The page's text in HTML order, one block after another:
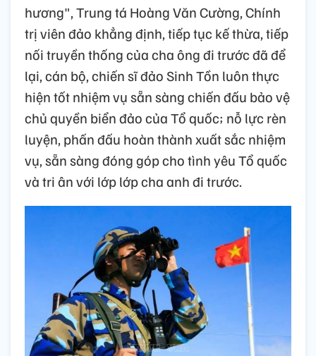
hương", Trung tá Hoàng Văn Cường, Chính
trị viên đảo khẳng định, tiếp tục kế thừa, tiếp
nối truyền thống của cha ông đi trước đã để
lại, cán bộ, chiến sĩ đảo Sinh Tồn luôn thực
hiện tốt nhiệm vụ sẵn sàng chiến đấu bảo vệ
chủ quyền biển đảo của Tổ quốc; nỗ lực rèn
luyện, phấn đấu hoàn thành xuất sắc nhiệm
vụ, sẵn sàng đóng góp cho tình yêu Tổ quốc
và tri ân với lớp lớp cha anh đi trước.